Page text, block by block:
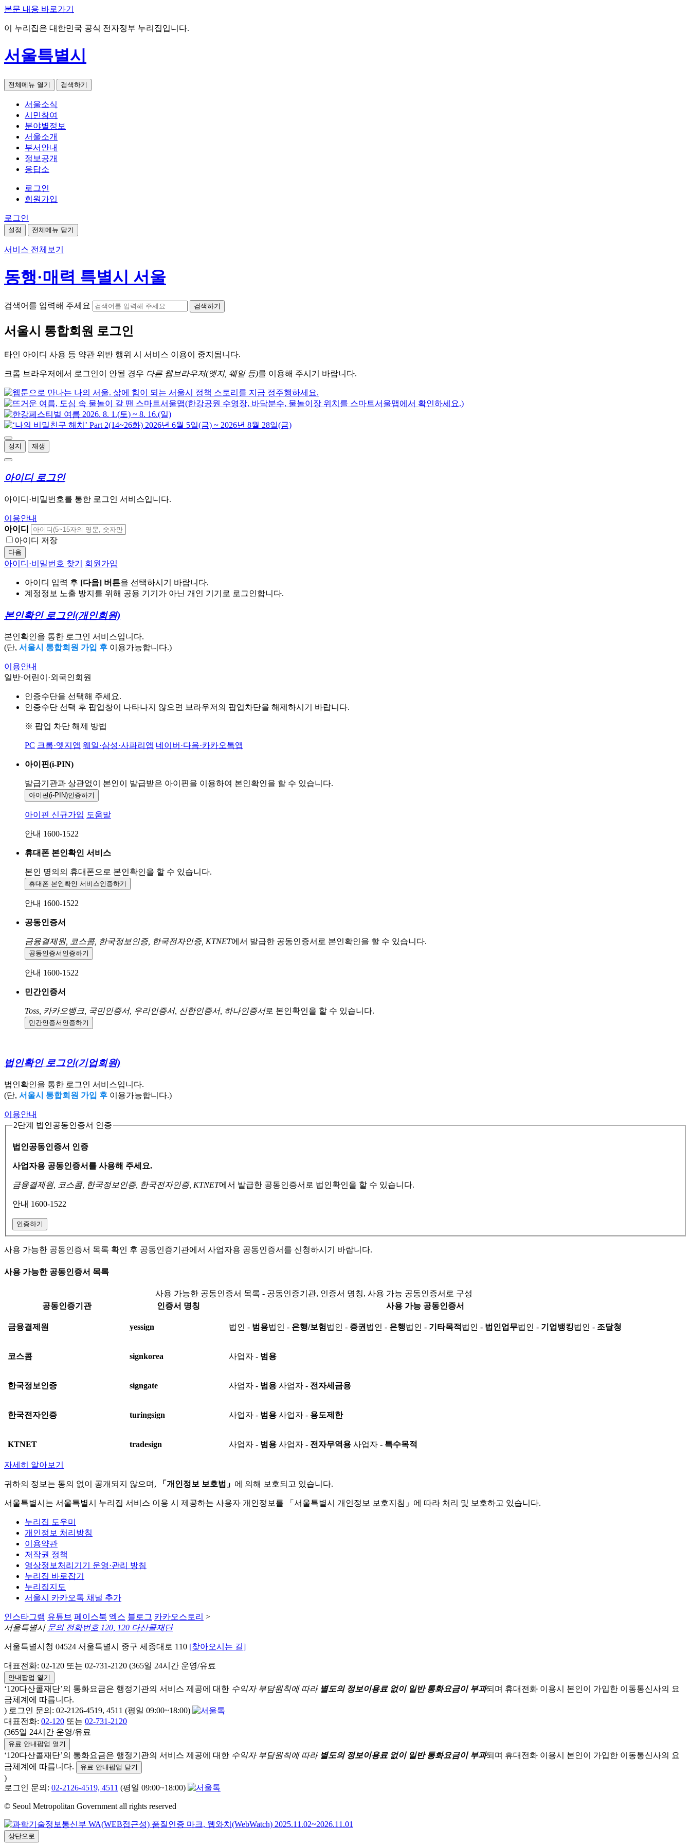
본문 내용 바로가기
이 누리집은 대한민국 공식 전자정부 누리집입니다.
서울특별시
전체메뉴 열기 검색하기
서울소식
시민참여
분야별정보
서울소개
부서안내
정보공개
응답소
로그인
회원가입
로그인
설정 전체메뉴 닫기
서비스 전체보기
동행·매력 특별시 서울
검색어를 입력해 주세요 검색하기
서울시 통합회원 로그인
타인 아이디 사용 등 약관 위반 행위 시 서비스 이용이 중지됩니다.
크롬 브라우저에서 로그인이 안될 경우 다른 웹브라우저(엣지, 웨일 등)를 이용해 주시기 바랍니다.
정지 재생
아이디 로그인
아이디·비밀번호를 통한 로그인 서비스입니다.
이용안내
아이디
아이디 저장
다음
아이디·비밀번호 찾기 회원가입
아이디 입력 후 [다음] 버튼을 선택하시기 바랍니다.
계정정보 노출 방지를 위해 공용 기기가 아닌 개인 기기로 로그인합니다.
본인확인 로그인(개인회원)
본인확인을 통한 로그인 서비스입니다.
(단, 서울시 통합회원 가입 후 이용가능합니다.)
이용안내
일반·어린이·외국인회원
인증수단을 선택해 주세요.
인증수단 선택 후 팝업창이 나타나지 않으면 브라우저의 팝업차단을 해제하시기 바랍니다.
※ 팝업 차단 해제 방법
PC 크롬·엣지앱 웨일·삼성·사파리앱 네이버·다음·카카오톡앱
아이핀(i-PIN)
발급기관과 상관없이 본인이 발급받은 아이핀을 이용하여 본인확인을 할 수 있습니다.
아이핀(i-PIN)인증하기
아이핀 신규가입 도움말
안내 1600-1522
휴대폰 본인확인 서비스
본인 명의의 휴대폰으로 본인확인을 할 수 있습니다.
휴대폰 본인확인 서비스인증하기
안내 1600-1522
공동인증서
금융결제원, 코스콤, 한국정보인증, 한국전자인증, KTNET에서 발급한 공동인증서로 본인확인을 할 수 있습니다.
공동인증서 인증하기
안내 1600-1522
민간인증서
Toss, 카카오뱅크, 국민인증서, 우리인증서, 신한인증서, 하나인증서로 본인확인을 할 수 있습니다.
민간인증서 인증하기
법인확인 로그인(기업회원)
법인확인을 통한 로그인 서비스입니다.
(단, 서울시 통합회원 가입 후 이용가능합니다.)
이용안내
2단계 법인공동인증서 인증
법인공동인증서 인증
사업자용 공동인증서를 사용해 주세요.
금융결제원, 코스콤, 한국정보인증, 한국전자인증, KTNET에서 발급한 공동인증서로 법인확인을 할 수 있습니다.
안내 1600-1522
인증하기
사용 가능한 공동인증서 목록 확인 후 공동인증기관에서 사업자용 공동인증서를 신청하시기 바랍니다.
사용 가능한 공동인증서 목록
사용 가능한 공동인증서 목록 - 공동인증기관, 인증서 명칭, 사용 가능 공동인증서로 구성
공동인증기관
인증서 명칭 사용 가능 공동인증서
금융결제원 yessign 법인 - 범용법인 - 은행/보험 법인 - 증권 법인 - 은행법인 - 기타목적 법인 - 법인업무법인 - 기업뱅킹법인 - 조달청
코스콤 signkorea 사업자 - 범용
한국정보인증 signgate 사업자 - 범용 사업자 - 전자세금용
한국전자인증 turingsign 사업자 - 범용 사업자 - 용도제한
KTNET tradesign 사업자 - 범용 사업자 - 전자무역용 사업자 - 특수목적
자세히 알아보기
귀하의 정보는 동의 없이 공개되지 않으며, 「개인정보 보호법」 에 의해 보호되고 있습니다.
서울특별시는 서울특별시 누리집 서비스 이용 시 제공하는 사용자 개인정보를 「서울특별시 개인정보 보호지침」에 따라 처리 및 보호하고 있습니다.
누리집 도우미
개인정보 처리방침
이용약관
저작권 정책
영상정보처리기기 운영·관리 방침
누리집 바로잡기
누리집지도
서울시 카카오톡 채널 추가
인스타그램 유튜브 페이스북 엑스 블로그 카카오스토리 >
서울특별시 문의 전화번호 120, 120 다산콜재단
서울특별시청 04524 서울특별시 중구 세종대로 110 [찾아오시는 길]
대표전화: 02-120 또는 02-731-2120 (365일 24시간 운영/유료
안내팝업 열기
‘120다산콜재단’의 통화요금은 행정기관의 서비스 제공에 대한 수익자 부담원칙에 따라 별도의 정보이용료 없이 일반 통화요금이 부과되며 휴대전화 이용시 본인이 가입한 이동통신사의 요
금체계에 따릅니다.
) 로그인 문의: 02-2126-4519, 4511 (평일 09:00~18:00)
대표전화: 02-120 또는 02-731-2120
(365일 24시간 운영/유료
유료 안내팝업 열기
‘120다산콜재단’의 통화요금은 행정기관의 서비스 제공에 대한 수익자 부담원칙에 따라 별도의 정보이용료 없이 일반 통화요금이 부과되며 휴대전화 이용시 본인이 가입한 이동통신사의 요
금체계에 따릅니다.
유료 안내팝업 닫기
)
로그인 문의: 02-2126-4519, 4511 (평일 09:00~18:00)
© Seoul Metropolitan Government all rights reserved
상단으로